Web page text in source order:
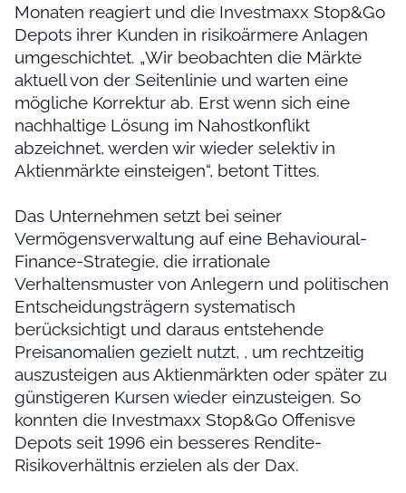
Monaten reagiert und die Investmaxx Stop&Go
Depots ihrer Kunden in risikoärmere Anlagen
umgeschichtet. „Wir beobachten die Märkte
aktuell von der Seitenlinie und warten eine
mögliche Korrektur ab. Erst wenn sich eine
nachhaltige Lösung im Nahostkonflikt
abzeichnet, werden wir wieder selektiv in
Aktienmärkte einsteigen“, betont Tittes.
Das Unternehmen setzt bei seiner
Vermögensverwaltung auf eine Behavioural-
Finance-Strategie, die irrationale
Verhaltensmuster von Anlegern und politischen
Entscheidungsträgern systematisch
berücksichtigt und daraus entstehende
Preisanomalien gezielt nutzt, , um rechtzeitig
auszusteigen aus Aktienmärkten oder später zu
günstigeren Kursen wieder einzusteigen. So
konnten die Investmaxx Stop&Go Offenisve
Depots seit 1996 ein besseres Rendite-
Risikoverhältnis erzielen als der Dax.